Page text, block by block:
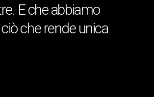
E che abbiamo
che rende unica